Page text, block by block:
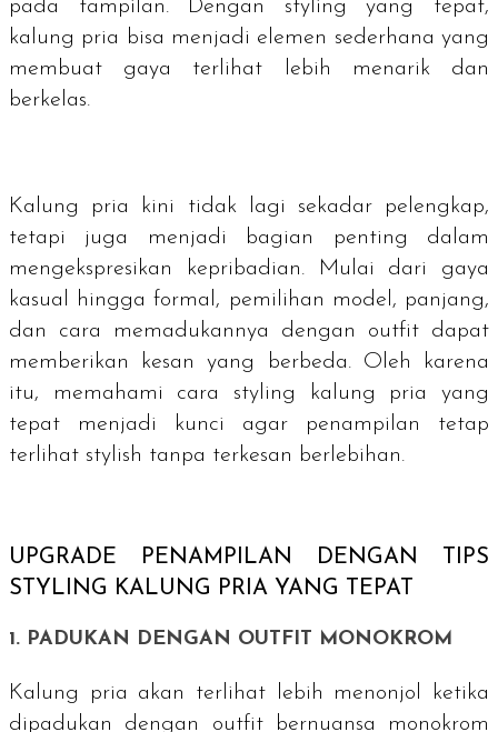
pada tampilan. Dengan styling yang tepat,
kalung pria bisa menjadi elemen sederhana yang
membuat gaya terlihat lebih menarik dan
berkelas.
Kalung pria kini tidak lagi sekadar pelengkap,
tetapi juga menjadi bagian penting dalam
mengekspresikan kepribadian. Mulai dari gaya
kasual hingga formal, pemilihan model, panjang,
dan cara memadukannya dengan outfit dapat
memberikan kesan yang berbeda. Oleh karena
itu, memahami cara styling
kalung pria yang
tepat menjadi kunci agar penampilan tetap
terlihat stylish tanpa terkesan berlebihan.
UPGRADE PENAMPILAN DENGAN TIPS
STYLING KALUNG PRIA YANG TEPAT
1. PADUKAN DENGAN OUTFIT MONOKROM
Kalung pria akan terlihat lebih menonjol ketika
dipadukan dengan outfit bernuansa monokrom